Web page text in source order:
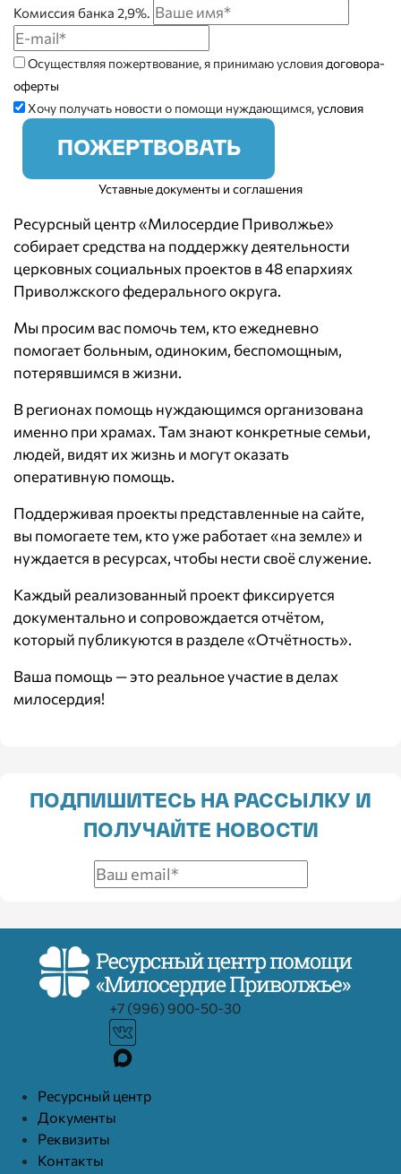
Комиссия банка 2,9%.
Осуществляя пожертвование, я принимаю условия договора-
оферты
Хочу получать новости о помощи нуждающимся,условия
ПОЖЕРТВОВАТЬ
Уставные документы и соглашения
Ресурсный центр «Милосердие Приволжье»
собирает средства на поддержку деятельности
церковных социальных проектов в 48 епархиях
Приволжского федерального округа.
Мы просим вас помочь тем, кто ежедневно
помогает больным, одиноким, беспомощным,
потерявшимся в жизни.
В регионах помощь нуждающимся организована
именно при храмах. Там знают конкретные семьи,
людей, видят их жизнь и могут оказать
оперативную помощь.
Поддерживая проекты представленные на сайте,
вы помогаете тем, кто уже работает «на земле» и
нуждается в ресурсах, чтобы нести своё служение.
Каждый реализованный проект фиксируется
документально и сопровождается отчётом,
который публикуются в разделе«Отчётность».
Ваша помощь — это реальное участие в делах
милосердия!
ПОДПИШИТЕСЬ НА РАССЫЛКУ И
ПОЛУЧАЙТЕ НОВОСТИ
+7 (996) 900-50-30
Ресурcный центр
Документы
Реквизиты
Контакты